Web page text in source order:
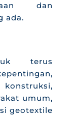
dan
ada.
terus
umum,
geotextile